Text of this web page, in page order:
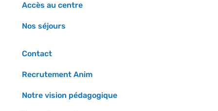
Accès au centre
Nos séjours
Contact
Recrutement Anim
Notre vision pédagogique